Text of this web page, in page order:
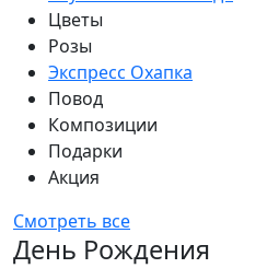
Цветы
Розы
Экспресс Охапка
Повод
Композиции
Подарки
Акция
Смотреть все
День Рождения